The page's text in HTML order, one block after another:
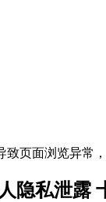
页面浏览异常
隐私泄露